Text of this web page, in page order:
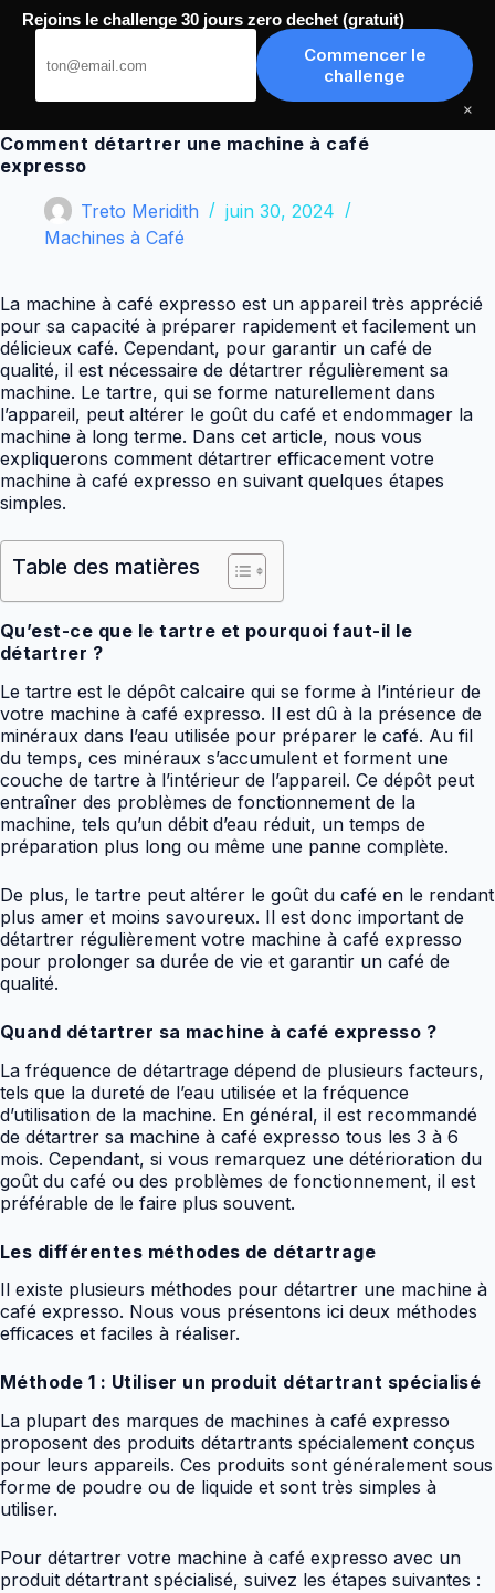
Passer
Comment détartrer une machine à café
expresso
Treto Meridith
juin 30, 2024
Machines à Café
La machine à café expresso est un appareil très apprécié
pour sa capacité à préparer rapidement et facilement un
délicieux café. Cependant, pour garantir un café de
qualité, il est nécessaire de détartrer régulièrement sa
machine. Le tartre, qui se forme naturellement dans
l’appareil, peut altérer le goût du café et endommager la
machine à long terme. Dans cet article, nous vous
expliquerons comment détartrer efficacement votre
machine à café expresso en suivant quelques étapes
simples.
Table des matières
Qu’est-ce que le tartre et pourquoi faut-il le
détartrer ?
Le tartre est le dépôt calcaire qui se forme à l’intérieur de
votre machine à café expresso. Il est dû à la présence de
minéraux dans l’eau utilisée pour préparer le café. Au fil
du temps, ces minéraux s’accumulent et forment une
couche de tartre à l’intérieur de l’appareil. Ce dépôt peut
entraîner des problèmes de fonctionnement de la
machine, tels qu’un débit d’eau réduit, un temps de
préparation plus long ou même une panne complète.
De plus, le tartre peut altérer le goût du café en le rendant
plus amer et moins savoureux. Il est donc important de
détartrer régulièrement votre machine à café expresso
pour prolonger sa durée de vie et garantir un café de
qualité.
Quand détartrer sa machine à café expresso ?
La fréquence de détartrage dépend de plusieurs facteurs,
tels que la dureté de l’eau utilisée et la fréquence
d’utilisation de la machine. En général, il est recommandé
de détartrer sa machine à café expresso tous les 3 à 6
mois. Cependant, si vous remarquez une détérioration du
goût du café ou des problèmes de fonctionnement, il est
préférable de le faire plus souvent.
Les différentes méthodes de détartrage
Il existe plusieurs méthodes pour détartrer une machine à
café expresso. Nous vous présentons ici deux méthodes
efficaces et faciles à réaliser.
Méthode 1 : Utiliser un produit détartrant spécialisé
La plupart des marques de machines à café expresso
proposent des produits détartrants spécialement conçus
pour leurs appareils. Ces produits sont généralement sous
forme de poudre ou de liquide et sont très simples à
utiliser.
Pour détartrer votre machine à café expresso avec un
produit détartrant spécialisé, suivez les étapes suivantes :
Rejoins le challenge 30 jours zero dechet (gratuit)
Commencer le
challenge
×